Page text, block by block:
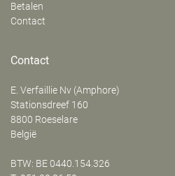
Betalen
Contact
Contact
E. Verfaillie Nv (Amphore)
‍Stationsdreef 160
8800 Roeselare
België
BTW: BE 0440.154.326